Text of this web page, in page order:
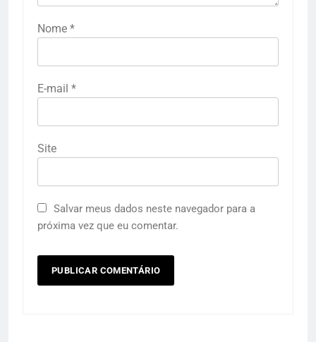
Nome *
E-mail *
Site
Salvar meus dados neste navegador para a
próxima vez que eu comentar.